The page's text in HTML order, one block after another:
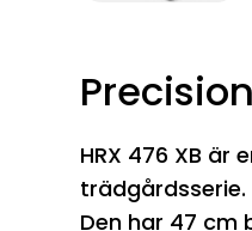
HRX 476 XB
trädgårdsserie.
Den har 47 cm